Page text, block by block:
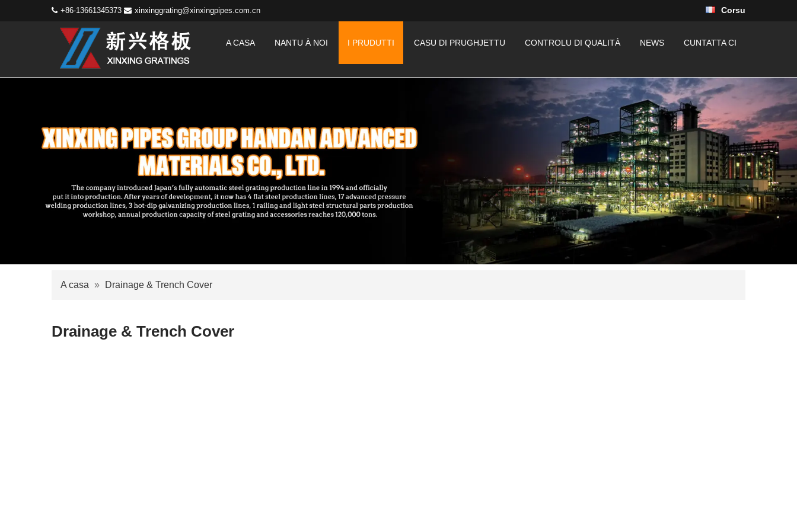
+86-13661345373 xinxinggrating@xinxingpipes.com.cn Corsu
A CASA NANTU À NOI I PRUDUTTI CASU DI PRUGHJETTU CONTROLU DI QUALITÀ NEWS CUNTATTA CI
A casa » Drainage & Trench Cover
Drainage & Trench Cover